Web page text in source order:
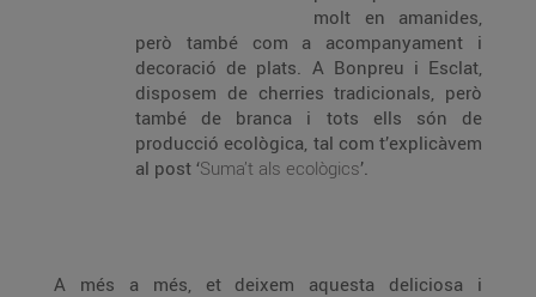
molt en amanides,
però també com a acompanyament i
decoració de plats. A Bonpreu i Esclat,
disposem de cherries tradicionals, però
també de branca i tots ells són de
producció ecològica, tal com t’explicàvem
al post ‘Suma’t als ecològics’.
A més a més, et deixem aquesta deliciosa i